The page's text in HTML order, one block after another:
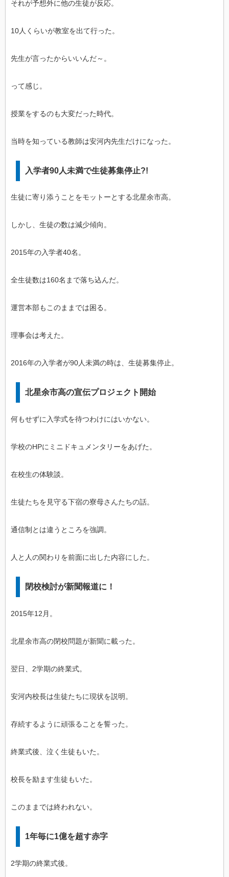
それが予想外に他の生徒が反応。
10人くらいが教室を出て行った。
先生が言ったからいいんだ～。
って感じ。
授業をするのも大変だった時代。
当時を知っている教師は安河内先生だけになった。
入学者90人未満で生徒募集停止?!
生徒に寄り添うことをモットーとする北星余市高。
しかし、生徒の数は減少傾向。
2015年の入学者40名。
全生徒数は160名まで落ち込んだ。
運営本部もこのままでは困る。
理事会は考えた。
2016年の入学者が90人未満の時は、生徒募集停止。
北星余市高の宣伝プロジェクト開始
何もせずに入学式を待つわけにはいかない。
学校のHPにミニドキュメンタリーをあげた。
在校生の体験談。
生徒たちを見守る下宿の寮母さんたちの話。
通信制とは違うところを強調。
人と人の関わりを前面に出した内容にした。
閉校検討が新聞報道に！
2015年12月。
北星余市高の閉校問題が新聞に載った。
翌日、2学期の終業式。
安河内校長は生徒たちに現状を説明。
存続するように頑張ることを誓った。
終業式後、泣く生徒もいた。
校長を励ます生徒もいた。
このままでは終われない。
1年毎に1億を超す赤字
2学期の終業式後。